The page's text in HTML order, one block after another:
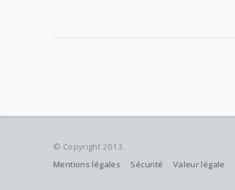
© Copyright 2013.
Mentions légales
Sécurité Valeur légale